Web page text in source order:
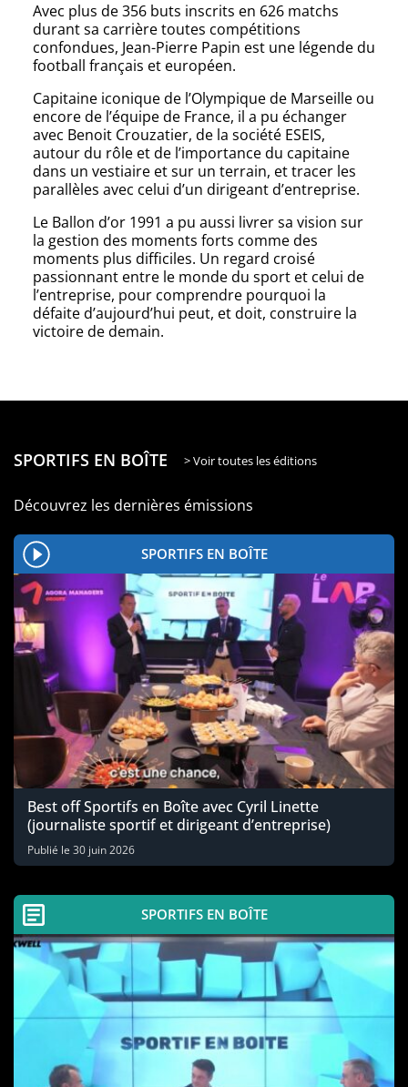
Avec plus de 356 buts inscrits en 626 matchs
durant sa carrière toutes compétitions
confondues, Jean-Pierre Papin est une légende du
football français et européen.
Capitaine iconique de l’Olympique de Marseille ou
encore de l’équipe de France, il a pu échanger
avec Benoit Crouzatier, de la société ESEIS,
autour du rôle et de l’importance du capitaine
dans un vestiaire et sur un terrain, et tracer les
parallèles avec celui d’un dirigeant d’entreprise.
Le Ballon d’or 1991 a pu aussi livrer sa vision sur
la gestion des moments forts comme des
moments plus difficiles. Un regard croisé
passionnant entre le monde du sport et celui de
l’entreprise, pour comprendre pourquoi la
défaite d’aujourd’hui peut, et doit, construire la
victoire de demain.
SPORTIFS EN BOÎTE > Voir toutes les éditions
Découvrez les dernières émissions
SPORTIFS EN BOÎTE
Best off Sportifs en Boîte avec Cyril Linette
(journaliste sportif et dirigeant d’entreprise)
Publié le 30 juin 2026
SPORTIFS EN BOÎTE